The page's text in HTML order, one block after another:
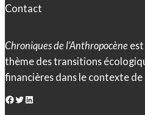
Contact
Chroniques de l’Anthropocène est
thème des transitions
financières dans le contexte de
Facebook Twitter LinkedIn